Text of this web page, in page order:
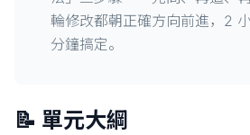
輪修改都朝正確方向前進，2
分鐘搞定。
📝 單元大綱